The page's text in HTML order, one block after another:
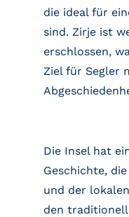
die ideal für
sind. Zirje ist
erschlossen,
Ziel für Segler
Die Insel hat
Geschichte,
und der
den